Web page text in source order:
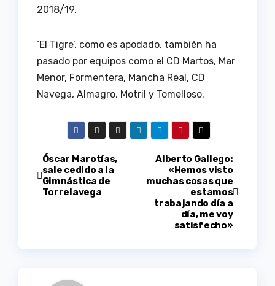
2018/19.
‘El Tigre’, como es apodado, también ha
pasado por equipos como el CD Martos, Mar
Menor, Formentera, Mancha Real, CD
Navega, Almagro, Motril y Tomelloso.
Navegación
de
Alberto Gallego:
«Hemos visto
muchas cosas que
estamos
trabajando día a
día, me voy
satisfecho»
Óscar Marotías,
sale cedido a la
Gimnástica de
Torrelavega